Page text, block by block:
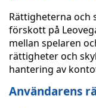
Rättigheterna och
förskott på
mellan spelaren
rättigheter och
hantering av
Användarens